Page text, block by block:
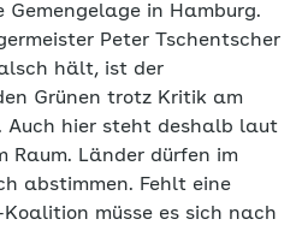
in Hamburg.
Peter Tschentscher
hält, ist der
Grünen trotz Kritik am
Auch hier steht deshalb laut
Raum. Länder dürfen im
abstimmen. Fehlt eine
müsse es sich nach